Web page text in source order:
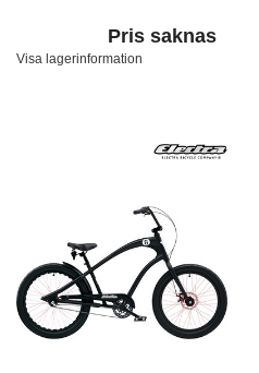
Pris saknas
Visa lagerinformation